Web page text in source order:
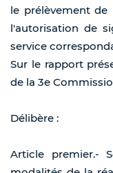
le prélèvement
l'autorisation de
service
Sur le rapport
de la 3e
Délibère :
Article premier.-